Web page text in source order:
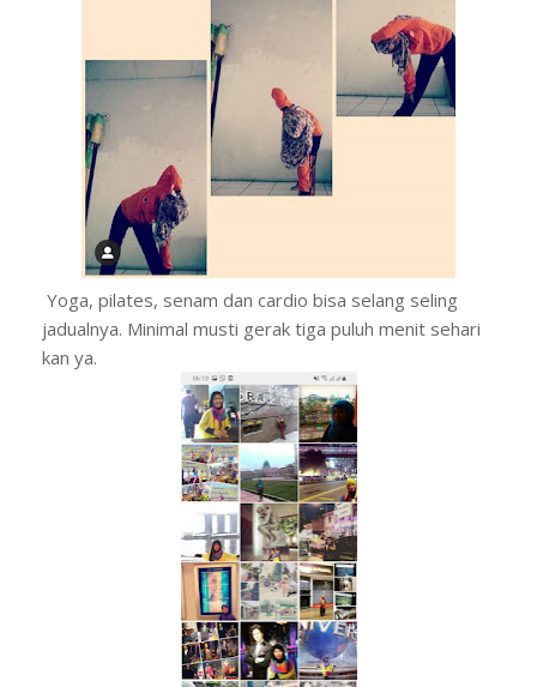
Yoga, pilates, senam dan cardio bisa selang seling
jadualnya. Minimal musti gerak tiga puluh menit sehari
kan ya.